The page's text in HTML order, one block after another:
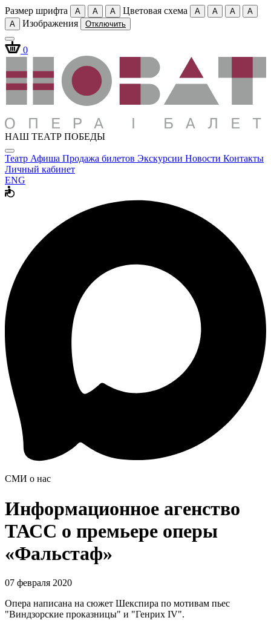
Размер шрифта A A A Цветовая схема A A A
A
A
Изображения Отключить
0
НАШ ТЕАТР ПОБЕДЫ
Театр Афиша Продажа билетов Экскурсии Новости Контакты
Личный кабинет
ENG
СМИ о нас
Информационное агенство
ТАСС о премьере оперы
«Фальстаф»
07 февраля 2020
Опера написана на сюжет Шекспира по мотивам пьес
"Виндзорские проказницы" и "Генрих IV".